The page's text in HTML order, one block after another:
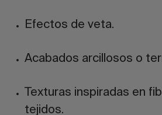
Efectos de veta.
Acabados arcillosos o
Texturas inspiradas en
tejidos.